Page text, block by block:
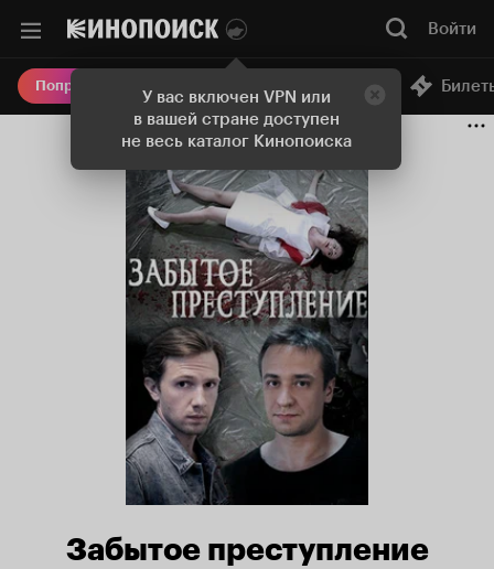
У вас включен VPN или
в вашей стране доступен
не весь каталог Кинопоиска
Войти
Попробовать Плюс Онлайн-кинотеатр
Забытое преступление